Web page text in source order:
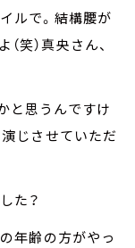
ルで。結構腰が
笑）真央さん、
と思うんですけ
じさせていただ
た？
年齢の方がやっ